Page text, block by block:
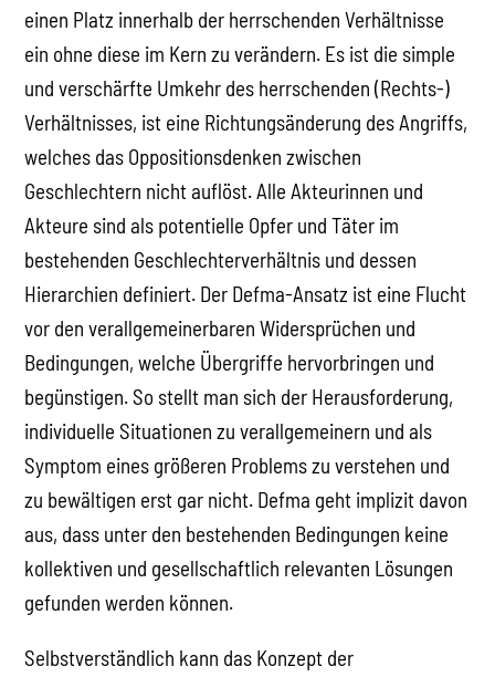
einen Platz innerhalb der herrschenden Verhältnisse
ein ohne diese im Kern zu verändern. Es ist die simple
und verschärfte Umkehr des herrschenden (Rechts-)
Verhältnisses, ist eine Richtungsänderung des Angriffs,
welches das Oppositionsdenken zwischen
Geschlechtern nicht auflöst. Alle Akteurinnen und
Akteure sind als potentielle Opfer und Täter im
bestehenden Geschlechterverhältnis und dessen
Hierarchien definiert. Der Defma-Ansatz ist eine Flucht
vor den verallgemeinerbaren Widersprüchen und
Bedingungen, welche Übergriffe hervorbringen und
begünstigen. So stellt man sich der Herausforderung,
individuelle Situationen zu verallgemeinern und als
Symptom eines größeren Problems zu verstehen und
zu bewältigen erst gar nicht. Defma geht implizit davon
aus, dass unter den bestehenden Bedingungen keine
kollektiven und gesellschaftlich relevanten Lösungen
gefunden werden können.
Selbstverständlich kann das Konzept der